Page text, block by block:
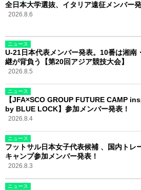
全日本大学選抜、イタリア遠征メンバー発
2026.8.6
ニュース
U-21日本代表メンバー発表。10番は湘南
継が背負う【第20回アジア競技大会】
2026.8.5
ニュース
【JFA×SCO GROUP FUTURE CAMP
by BLUE LOCK】参加メンバー発表！
2026.8.4
ニュース
フットサル日本女子代表候補 、国内トレ
キャンプ参加メンバー発表！
2026.8.3
ニュース